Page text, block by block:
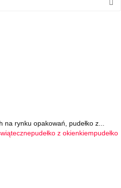
rynku opakowań, pudełko z...
pudełko z okienkiempudełko